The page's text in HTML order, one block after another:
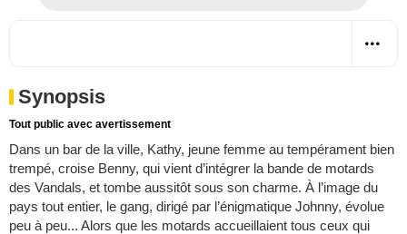
Synopsis
Tout public avec avertissement
Dans un bar de la ville, Kathy, jeune femme au tempérament bien
trempé, croise Benny, qui vient d’intégrer la bande de motards
des Vandals, et tombe aussitôt sous son charme. À l’image du
pays tout entier, le gang, dirigé par l’énigmatique Johnny, évolue
peu à peu... Alors que les motards accueillaient tous ceux qui